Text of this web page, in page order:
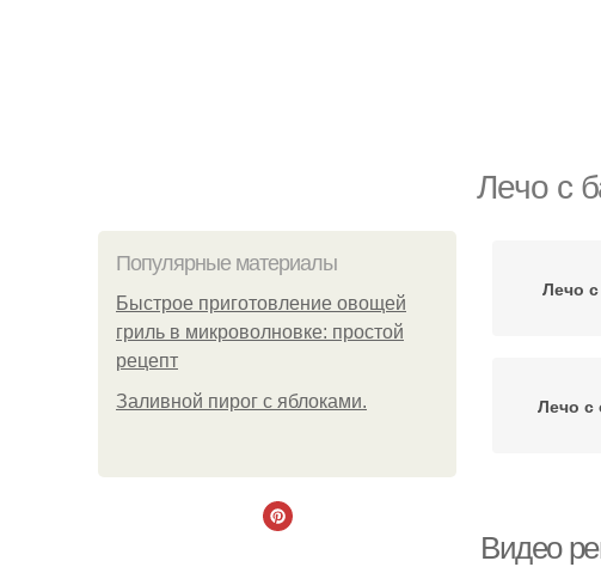
Лечо с
Популярные материалы
Быстрое приготовление овощей
гриль в микроволновке: простой
рецепт
Заливной пирог с яблоками.
Лечо
Лечо с
Видео